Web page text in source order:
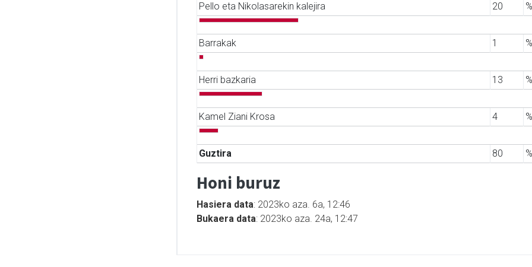
Pello eta Nikolasarekin kalejira 20
Barrakak 1
Herri bazkaria 13
Kamel Ziani Krosa 4
Guztira 80
Honi buruz
Hasiera data: 2023ko aza. 6a, 12:46
Bukaera data: 2023ko aza. 24a, 12:47